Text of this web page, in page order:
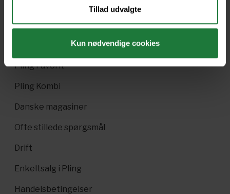
Tillad udvalgte
Kun nødvendige cookies
Nyt i Pling
Pling Favorit
Pling Kombi
Danske magasiner
Ofte stillede spørgsmål
Drift
Enkeltsalg i Pling
Handelsbetingelser